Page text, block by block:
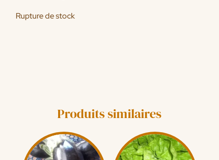
Rupture de stock
Produits similaires